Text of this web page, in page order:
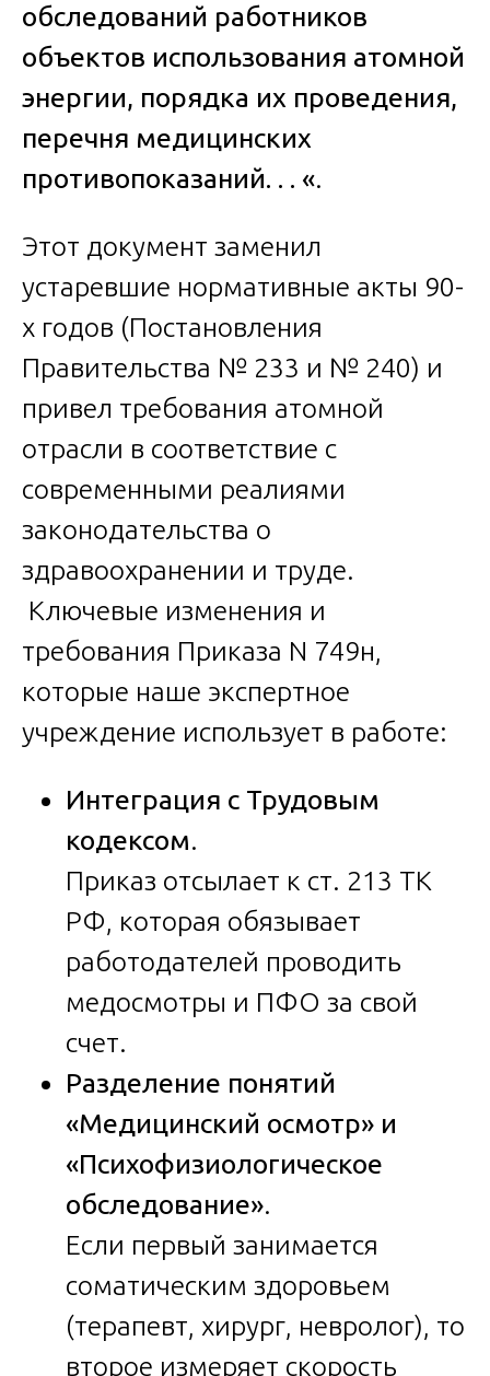
обследований работников
объектов использования атомной
энергии, порядка их проведения,
перечня медицинских
противопоказаний. . . «.
Этот документ заменил
устаревшие нормативные акты 90-
х годов (Постановления
Правительства № 233 и № 240) и
привел требования атомной
отрасли в соответствие с
современными реалиями
законодательства о
здравоохранении и труде.
Ключевые изменения и
требования Приказа N 749н,
которые наше экспертное
учреждение использует в работе:
Интеграция с Трудовым
кодексом.
Приказ отсылает к ст. 213 ТК
РФ, которая обязывает
работодателей проводить
медосмотры и ПФО за свой
счет.
Разделение понятий
«Медицинский осмотр» и
«Психофизиологическое
обследование».
Если первый занимается
соматическим здоровьем
(терапевт, хирург, невролог), то
второе измеряет скорость